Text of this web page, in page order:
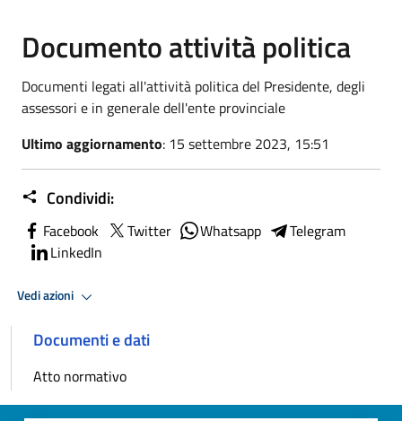
Documento attività politica
Documenti legati all'attività politica del Presidente, degli
assessori e in generale dell'ente provinciale
Ultimo aggiornamento: 15 settembre 2023, 15:51
Condividi:
Facebook Twitter Whatsapp
Telegram
LinkedIn
Vedi azioni
Documenti e dati
Atto normativo